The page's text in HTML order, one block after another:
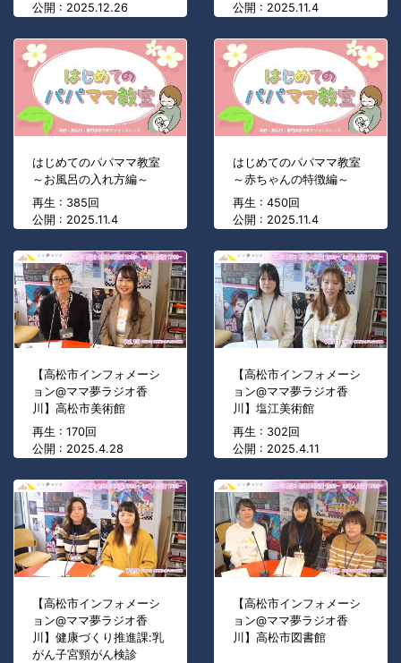
公開 : 2025.12.26
公開 : 2025.11.4
はじめてのパパママ教室
～お風呂の入れ方編～
再生 : 385回
公開 : 2025.11.4
はじめてのパパママ教室
～赤ちゃんの特徴編～
再生 : 450回
公開 : 2025.11.4
【高松市インフォメーシ
ョン@ママ夢ラジオ香
川】高松市美術館
再生 : 170回
公開 : 2025.4.28
【高松市インフォメーシ
ョン@ママ夢ラジオ香
川】塩江美術館
再生 : 302回
公開 : 2025.4.11
【高松市インフォメーシ
ョン@ママ夢ラジオ香
川】健康づくり推進課:乳
がん子宮頸がん検診
【高松市インフォメーシ
ョン@ママ夢ラジオ香
川】高松市図書館